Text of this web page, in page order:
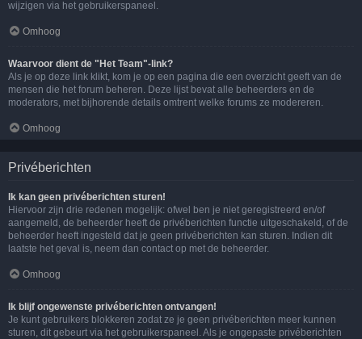
wijzigen via het gebruikerspaneel.
Omhoog
Waarvoor dient de "Het Team"-link?
Als je op deze link klikt, kom je op een pagina die een overzicht geeft van de
mensen die het forum beheren. Deze lijst bevat alle beheerders en de
moderators, met bijhorende details omtrent welke forums ze modereren.
Omhoog
Privéberichten
Ik kan geen privéberichten sturen!
Hiervoor zijn drie redenen mogelijk: ofwel ben je niet geregistreerd en/of
aangemeld, de beheerder heeft de privéberichten functie uitgeschakeld, of de
beheerder heeft ingesteld dat je geen privéberichten kan sturen. Indien dit
laatste het geval is, neem dan contact op met de beheerder.
Omhoog
Ik blijf ongewenste privéberichten ontvangen!
Je kunt gebruikers blokkeren zodat ze je geen privéberichten meer kunnen
sturen, dit gebeurt via het gebruikerspaneel. Als je ongepaste privéberichten